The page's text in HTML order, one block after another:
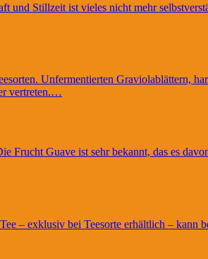
Stillzeit ist vieles nicht mehr
Unfermentierten Graviolablättern,
vertreten.…
Guave ist sehr bekannt, das es
– exklusiv bei Teesorte erhältlich –